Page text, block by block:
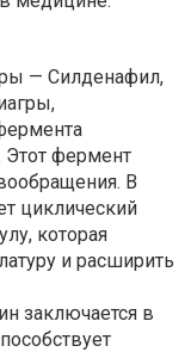
— Силденафил,
фермент
В
циклический
которая
и расширить
заключается в